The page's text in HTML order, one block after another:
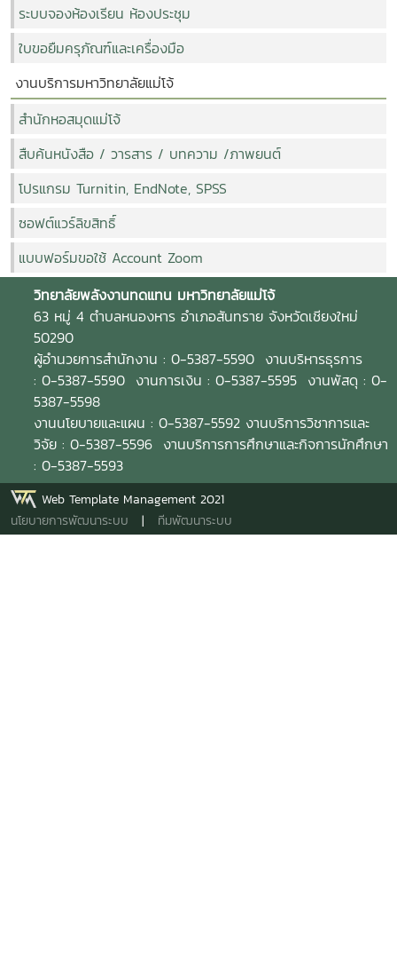
ระบบจองห้องเรียน ห้องประชุม
ใบขอยืมครุภัณฑ์และเครื่องมือ
งานบริการมหาวิทยาลัยแม่โจ้
สำนักหอสมุดแม่โจ้
สืบค้นหนังสือ / วารสาร / บทความ /ภาพยนต์
โปรแกรม Turnitin, EndNote, SPSS
ซอฟต์แวร์ลิขสิทธิ์
แบบฟอร์มขอใช้ Account Zoom
วิทยาลัยพลังงานทดแทน มหาวิทยาลัยแม่โจ้
63 หมู่ 4 ตำบลหนองหาร อำเภอสันทราย จังหวัดเชียงใหม่
50290
ผู้อำนวยการสำนักงาน : 0-5387-5590 งานบริหารธุรการ
: 0-5387-5590 งานการเงิน : 0-5387-5595 งานพัสดุ : 0-
5387-5598
งานนโยบายและแผน : 0-5387-5592 งานบริการวิชาการและ
วิจัย : 0-5387-5596 งานบริการการศึกษาและกิจการนักศึกษา
: 0-5387-5593
Web Template Management 2021
นโยบายการพัฒนาระบบ | ทีมพัฒนาระบบ